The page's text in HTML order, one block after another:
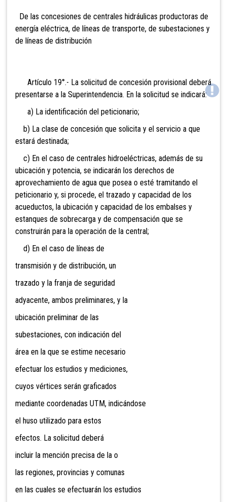
De las concesiones de centrales hidráulicas productoras de
energía eléctrica, de líneas de transporte, de subestaciones y
de líneas de distribución
Artículo 19°.- La solicitud de concesión provisional deberá
presentarse a la Superintendencia. En la solicitud se indicará:
a) La identificación del peticionario;
b) La clase de concesión que solicita y el servicio a que
estará destinada;
c) En el caso de centrales hidroeléctricas, además de su
ubicación y potencia, se indicarán los derechos de
aprovechamiento de agua que posea o esté tramitando el
peticionario y, si procede, el trazado y capacidad de los
acueductos, la ubicación y capacidad de los embalses y
estanques de sobrecarga y de compensación que se
construirán para la operación de la central;
d) En el caso de líneas de
transmisión y de distribución, un
trazado y la franja de seguridad
adyacente, ambos preliminares, y la
ubicación preliminar de las
subestaciones, con indicación del
área en la que se estime necesario
efectuar los estudios y mediciones,
cuyos vértices serán graficados
mediante coordenadas UTM, indicándose
el huso utilizado para estos
efectos. La solicitud deberá
incluir la mención precisa de la o
las regiones, provincias y comunas
en las cuales se efectuarán los estudios